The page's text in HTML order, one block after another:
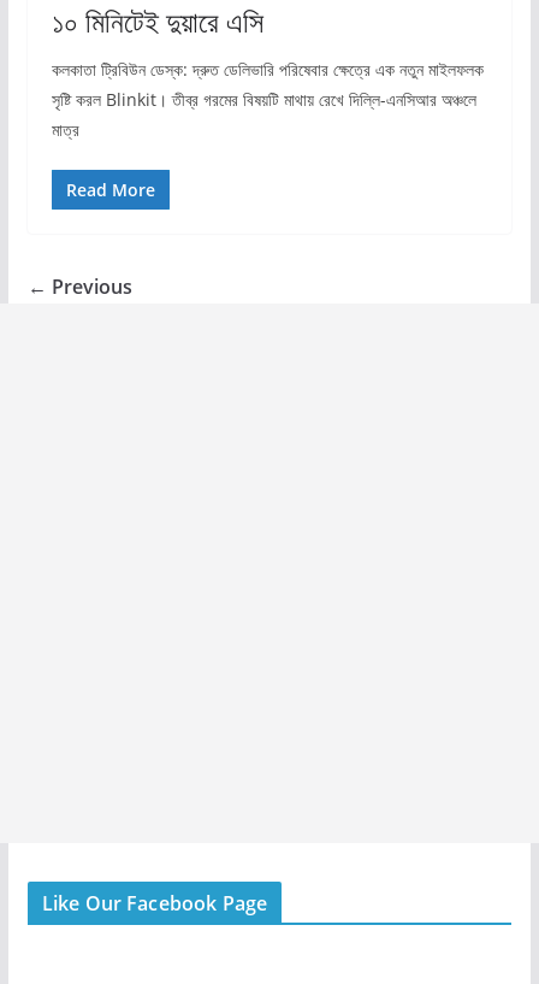
১০ মিনিটেই দুয়ারে এসি
কলকাতা ট্রিবিউন ডেস্ক: দ্রুত ডেলিভারি পরিষেবার ক্ষেত্রে এক নতুন মাইলফলক
সৃষ্টি করল Blinkit। তীব্র গরমের বিষয়টি মাথায় রেখে দিল্লি-এনসিআর অঞ্চলে
মাত্র
Read More
← Previous
Like Our Facebook Page